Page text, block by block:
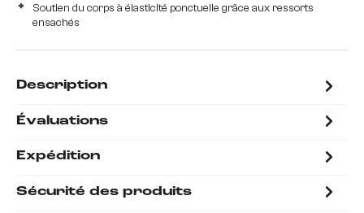
Soutien du corps à élasticité ponctuelle grâce aux ressorts
ensachés
Description
Évaluations
Expédition
Sécurité des produits